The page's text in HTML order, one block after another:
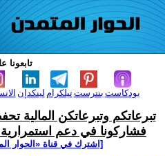
تابعونا
لينكدإن تيلكرامبنترست بودكاست
تبرعاتكم وتبرعاتكن المالية
فشاركونا في دعم استمرارية
[اشترك في قناة ‫«الحوار